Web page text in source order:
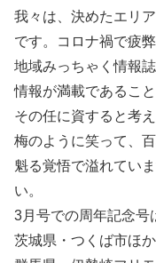
我々は、決めたエリ
です。コロナ禍で疲
地域みっちゃく情報
情報が満載であるこ
その任に資すると考
梅のように笑って、
魁る覚悟で溢れてい
い。
3月号での周年記念号
茨城県・つくば市ほ